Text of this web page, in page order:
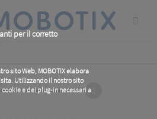
per il corretto
sito Web, MOBOTIX elabora
Utilizzando il nostro sito
e dei plug-in necessari a